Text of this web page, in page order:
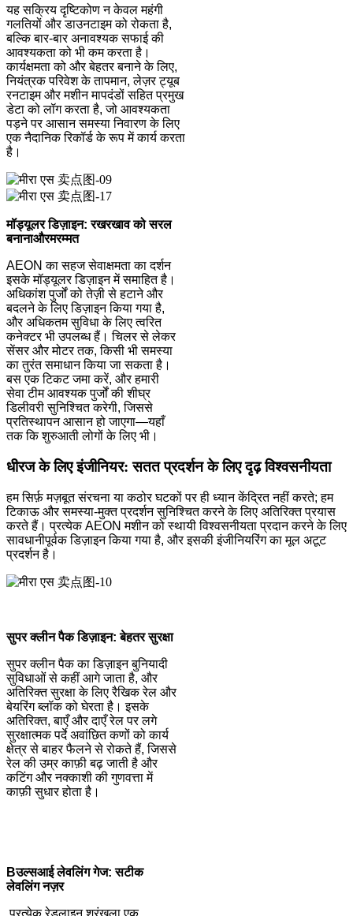
यह सक्रिय दृष्टिकोण न केवल महंगी
गलतियों और डाउनटाइम को रोकता है,
बल्कि बार-बार अनावश्यक सफाई की
आवश्यकता को भी कम करता है।
कार्यक्षमता को और बेहतर बनाने के लिए,
नियंत्रक परिवेश के तापमान, लेज़र ट्यूब
रनटाइम और मशीन मापदंडों सहित प्रमुख
डेटा को लॉग करता है, जो आवश्यकता
पड़ने पर आसान समस्या निवारण के लिए
एक नैदानिक ​​रिकॉर्ड के रूप में कार्य करता
है।
मॉड्यूलर डिज़ाइन: रखरखाव को सरल
बनानाऔरमरम्मत
AEON का सहज सेवाक्षमता का दर्शन
इसके मॉड्यूलर डिज़ाइन में समाहित है।
अधिकांश पुर्जों को तेज़ी से हटाने और
बदलने के लिए डिज़ाइन किया गया है,
और अधिकतम सुविधा के लिए त्वरित
कनेक्टर भी उपलब्ध हैं। चिलर से लेकर
सेंसर और मोटर तक, किसी भी समस्या
का तुरंत समाधान किया जा सकता है।
बस एक टिकट जमा करें, और हमारी
सेवा टीम आवश्यक पुर्जों की शीघ्र
डिलीवरी सुनिश्चित करेगी, जिससे
प्रतिस्थापन आसान हो जाएगा—यहाँ
तक कि शुरुआती लोगों के लिए भी।
धीरज के लिए इंजीनियर: सतत प्रदर्शन के लिए दृढ़ विश्वसनीयता
हम सिर्फ़ मज़बूत संरचना या कठोर घटकों पर ही ध्यान केंद्रित नहीं करते; हम
टिकाऊ और समस्या-मुक्त प्रदर्शन सुनिश्चित करने के लिए अतिरिक्त प्रयास
करते हैं। प्रत्येक AEON मशीन को स्थायी विश्वसनीयता प्रदान करने के लिए
सावधानीपूर्वक डिज़ाइन किया गया है, और इसकी इंजीनियरिंग का मूल अटूट
प्रदर्शन है।
सुपर क्लीन पैक डिज़ाइन: बेहतर सुरक्षा
सुपर क्लीन पैक का डिज़ाइन बुनियादी
सुविधाओं से कहीं आगे जाता है, और
अतिरिक्त सुरक्षा के लिए रैखिक रेल और
बेयरिंग ब्लॉक को घेरता है। इसके
अतिरिक्त, बाएँ और दाएँ रेल पर लगे
सुरक्षात्मक पर्दे अवांछित कणों को कार्य
क्षेत्र से बाहर फैलने से रोकते हैं, जिससे
रेल की उम्र काफ़ी बढ़ जाती है और
कटिंग और नक्काशी की गुणवत्ता में
काफ़ी सुधार होता है।
Bउल्सआई लेवलिंग गेज: सटीक
लेवलिंग नज़र
प्रत्येक रेडलाइन श्रृंखला एक